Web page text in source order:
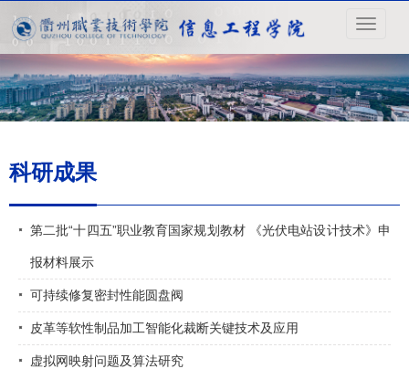
导
菜
单
科研成果
第二批“十四五”职业教育国家规划教材 《光伏电站设计技术》申
报材料展示
可持续修复密封性能圆盘阀
皮革等软性制品加工智能化裁断关键技术及应用
虚拟网映射问题及算法研究